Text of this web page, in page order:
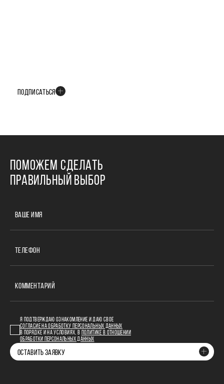
ПОДПИСАТЬСЯ
ПОМОЖЕМ СДЕЛАТЬ
ПРАВИЛЬНЫЙ ВЫБОР
ВАШЕ ИМЯ
ТЕЛЕФОН
КОММЕНТАРИЙ
Я ПОДТВЕРЖДАЮ ОЗНАКОМЛЕНИЕ И ДАЮ СВОЕ
СОГЛАСИЕ НА ОБРАБОТКУ ПЕРСОНАЛЬНЫХ ДАННЫХ
В ПОРЯДКЕ И НА УСЛОВИЯХ, В
ПОЛИТИКЕ В ОТНОШЕНИИ
ОБРАБОТКИ ПЕРСОНАЛЬНЫХ ДАННЫХ
ОСТАВИТЬ ЗАЯВКУ